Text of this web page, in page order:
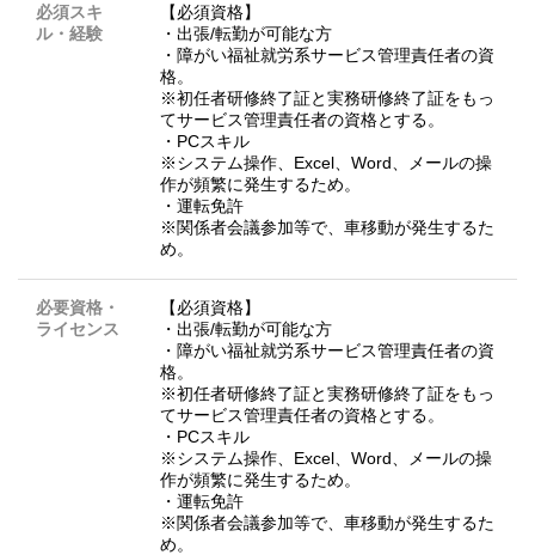
必須スキ
ル・経験
【必須資格】
・出張/転勤が可能な方
・障がい福祉就労系サービス管理責任者の資
格。
※初任者研修終了証と実務研修終了証をもっ
てサービス管理責任者の資格とする。
・PCスキル
※システム操作、Excel、Word、メールの操
作が頻繁に発生するため。
・運転免許
※関係者会議参加等で、車移動が発生するた
め。
必要資格・
ライセンス
【必須資格】
・出張/転勤が可能な方
・障がい福祉就労系サービス管理責任者の資
格。
※初任者研修終了証と実務研修終了証をもっ
てサービス管理責任者の資格とする。
・PCスキル
※システム操作、Excel、Word、メールの操
作が頻繁に発生するため。
・運転免許
※関係者会議参加等で、車移動が発生するた
め。